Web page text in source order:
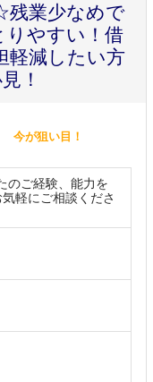
残業少なめで
りやすい！借
軽減したい方
！
今が狙い目！
のご経験、能力を
軽にご相談くださ